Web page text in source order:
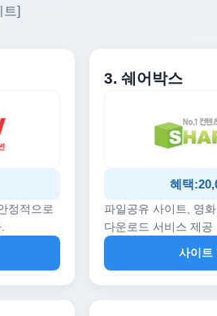
트]
정적으로
3. 쉐어박스
혜택
파일공유 사이트, 영
다운로드 서비스 제공
사이트